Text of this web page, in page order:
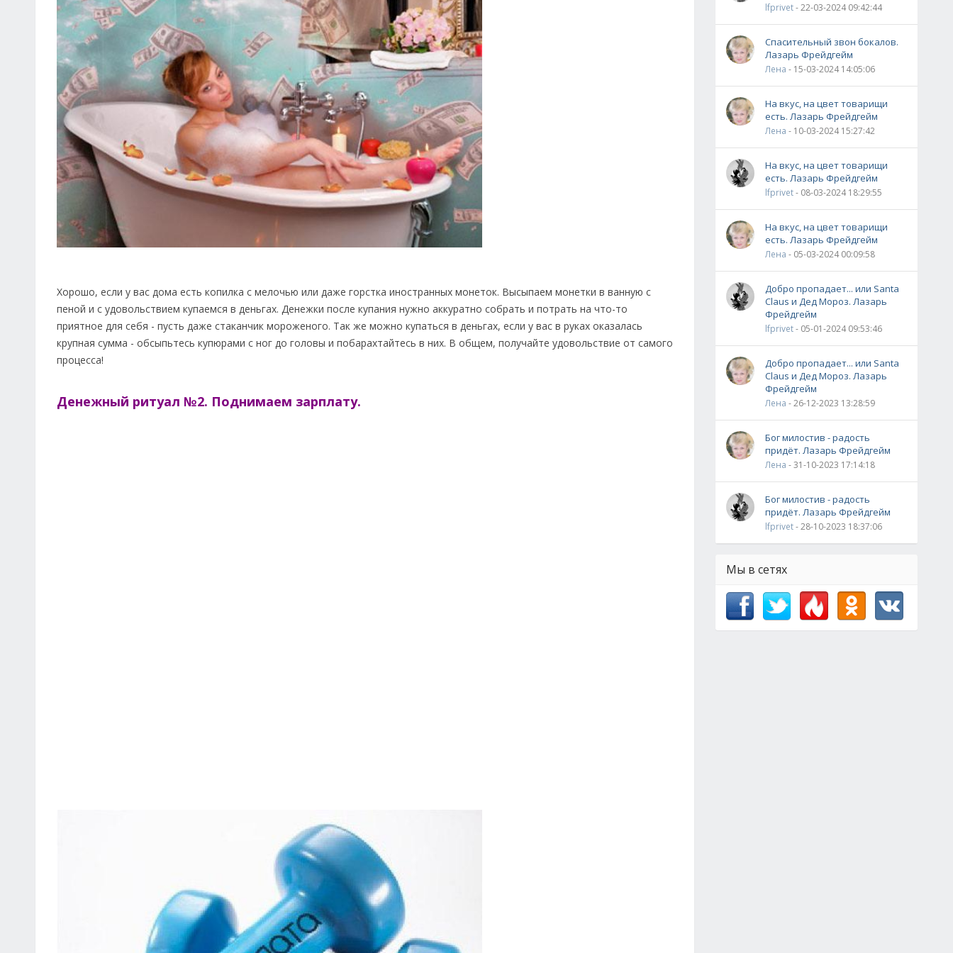
Хорошо, если у вас дома есть копилка с мелочью или даже горстка иностранных монеток. Высыпаем монетки в ванную с
пеной и с удовольствием купаемся в деньгах. Денежки после купания нужно аккуратно собрать и потрать на что-то
приятное для себя - пусть даже стаканчик мороженого. Так же можно купаться в деньгах, если у вас в руках оказалась
крупная сумма - обсыпьтесь купюрами с ног до головы и побарахтайтесь в них. В общем, получайте удовольствие от самого
процесса!
Денежный ритуал №2. Поднимаем зарплату.
lfprivet- 22-03-2024 09:42:44
Спасительный звон бокалов.
Лазарь Фрейдгейм
Лена - 15-03-2024 14:05:06
На вкус, на цвет товарищи
есть. Лазарь Фрейдгейм
Лена - 10-03-2024 15:27:42
На вкус, на цвет товарищи
есть. Лазарь Фрейдгейм
lfprivet- 08-03-2024 18:29:55
На вкус, на цвет товарищи
есть. Лазарь Фрейдгейм
Лена - 05-03-2024 00:09:58
Добро пропадает... или Santa
Claus и Дед Мороз. Лазарь
Фрейдгейм
lfprivet- 05-01-2024 09:53:46
Добро пропадает... или Santa
Claus и Дед Мороз. Лазарь
Фрейдгейм
Лена - 26-12-2023 13:28:59
Бог милостив - радость
придёт. Лазарь Фрейдгейм
Лена - 31-10-2023 17:14:18
Бог милостив - радость
придёт. Лазарь Фрейдгейм
lfprivet- 28-10-2023 18:37:06
Мы в сетях